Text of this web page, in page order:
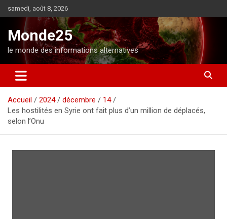
l
o
n
samedi, août 8, 2026
Monde25
le monde des informations alternatives
Accueil 2024 décembre
14
Les hostilités en Syrie ont fait plus d’un million de déplacés,
selon l’Onu